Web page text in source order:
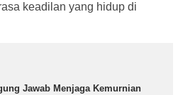
keadilan yang hidup di
Jawab Menjaga Kemurnian